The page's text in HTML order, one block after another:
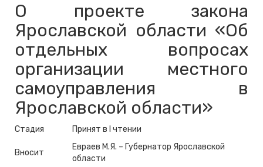
О проекте закона
Ярославской области «Об
отдельных вопросах
организации местного
самоуправления в
Ярославской области»
Стадия Принят в I чтении
Вносит
Евраев М.Я. – Губернатор Ярославской
области